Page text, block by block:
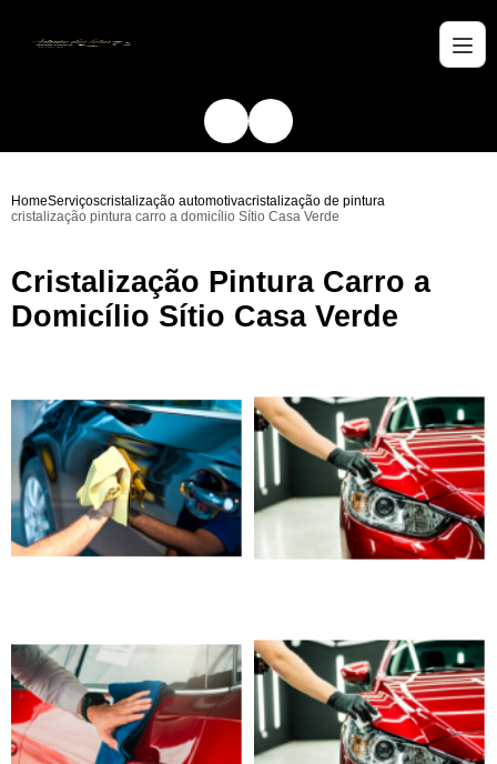
HomeServiçoscristalização automotivacristalização de pintura
cristalização pintura carro a domicílio Sítio Casa Verde
Cristalização Pintura Carro a
Domicílio Sítio Casa Verde